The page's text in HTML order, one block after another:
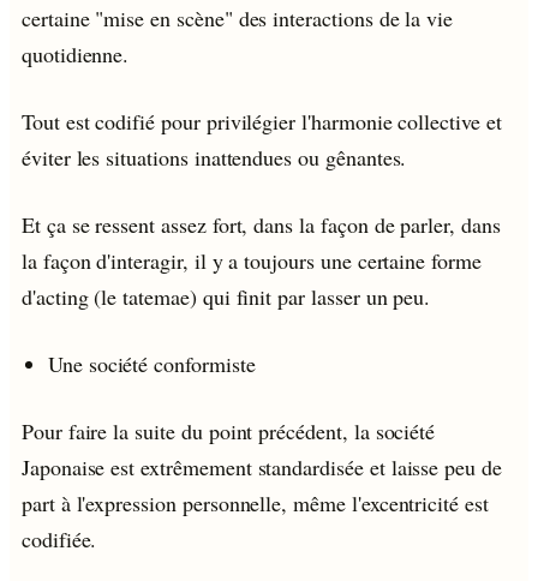
certaine "mise en scène" des interactions de la vie
quotidienne.
Tout est codifié pour privilégier l'harmonie collective et
éviter les situations inattendues ou gênantes.
Et ça se ressent assez fort, dans la façon de parler, dans
la façon d'interagir, il y a toujours une certaine forme
d'acting (le tatemae) qui finit par lasser un peu.
Une société conformiste
Pour faire la suite du point précédent, la société
Japonaise est extrêmement standardisée et laisse peu de
part à l'expression personnelle, même l'excentricité est
codifiée.